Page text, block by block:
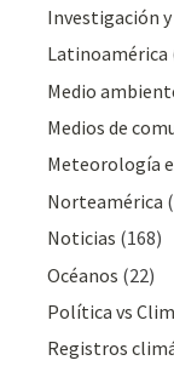
Investigación
Latinoamérica
Medio
Medios de
Meteorologí­a
Norteamérica
Noticias (168)
Océanos (22)
Polí­tica vs
Registros